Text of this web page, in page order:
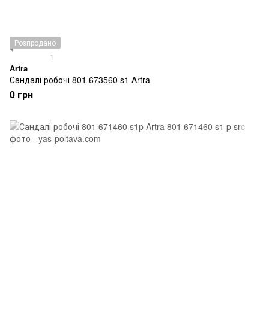
Розпродано
1
Artra
Сандалі робочі 801 673560 s1 Artra
0 грн